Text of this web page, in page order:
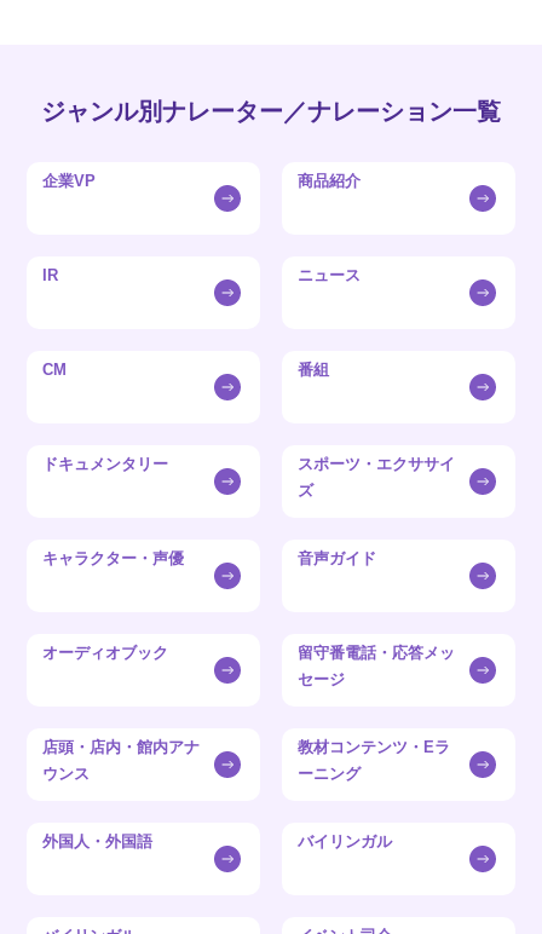
ジャンル別ナレーター／ナレーション一覧
企業VP 商品紹介
IR ニュース
CM 番組
ドキュメンタリー
スポーツ・エクササイ
ズ
キャラクター・声優 音声ガイド
オーディオブック
留守番電話・応答メッ
セージ
店頭・店内・館内アナ
ウンス
教材コンテンツ・Eラ
ーニング
外国人・外国語 バイリンガル